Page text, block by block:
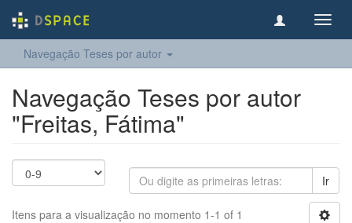
Navegação Teses por autor
Navegação Teses por autor
"Freitas, Fátima"
Ir
Itens para a visualização no momento 1-1 of 1